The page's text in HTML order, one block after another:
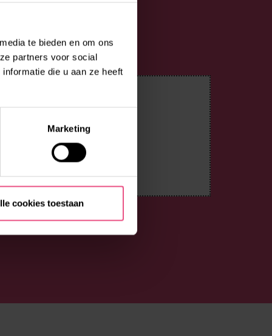
te bieden en om ons
partners voor social
die u aan ze heeft
Marketing
cookies toestaan